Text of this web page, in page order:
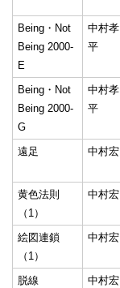
Being・Not
Being 2000-
E
中村孝
平
Being・Not
Being 2000-
G
中村孝
平
遠足 中村宏
黄色法則
（1）
中村宏
絵図連鎖
（1）
中村宏
脱線 中村宏